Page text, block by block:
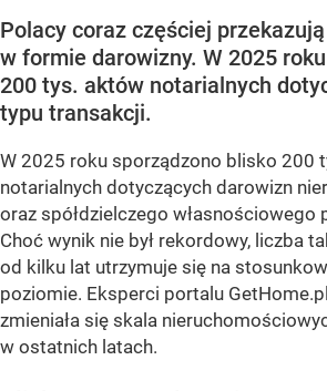
Polacy coraz częściej
w formie darowizny. W 2025
200 tys. aktów notarialnych
typu transakcji.
W 2025 roku sporządzono blisko 200
notarialnych dotyczących darowizn
oraz spółdzielczego własnościowego
Choć wynik nie był rekordowy, liczba
od kilku lat utrzymuje się na
poziomie. Eksperci portalu
zmieniała się skala
w ostatnich latach.